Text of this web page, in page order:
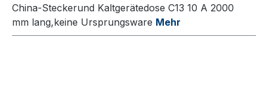
China-Steckerund Kaltgerätedose C13 10 A 2000
mm lang,keine Ursprungsware Mehr